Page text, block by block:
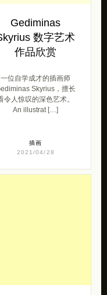
Gediminas
数字艺术
作品欣赏
一位自学成才的插画师
Skyrius，擅长
令人惊叹的深色艺术。
An illustrat […]
插画
2021/04/28